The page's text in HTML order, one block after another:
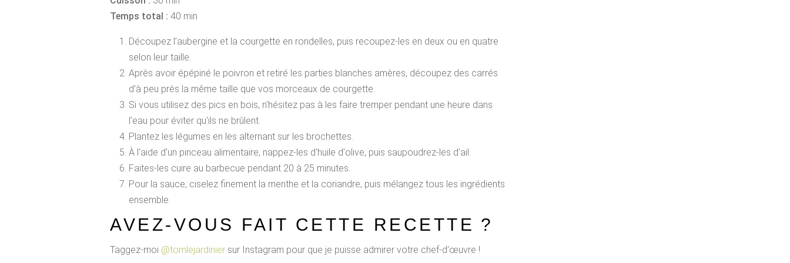
Temps total : 40 min
Découpez l’aubergine et la courgette en rondelles, puis recoupez-les en deux ou en quatre
selon leur taille.
Après avoir épépiné le poivron et retiré les parties blanches amères, découpez des carrés
d'à peu près la même taille que vos morceaux de courgette.
Si vous utilisez des pics en bois, n'hésitez pas à les faire tremper pendant une heure dans
l'eau pour éviter qu'ils ne brûlent.
Plantez les légumes en les alternant sur les brochettes.
À l'aide d'un pinceau alimentaire, nappez-les d'huile d'olive, puis saupoudrez-les d'ail.
Faites-les cuire au barbecue pendant 20 à 25 minutes.
Pour la sauce, ciselez finement la menthe et la coriandre, puis mélangez tous les ingrédients
ensemble.
AVEZ-VOUS FAIT CETTE RECETTE ?
Taggez-moi @tomlejardinier sur Instagram pour que je puisse admirer votre chef-d'œuvre !